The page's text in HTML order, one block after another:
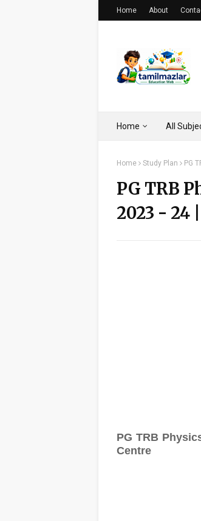
Home About
Home All
Home Study Plan PG
PG TRB
2023 - 24
PG TRB
Centre